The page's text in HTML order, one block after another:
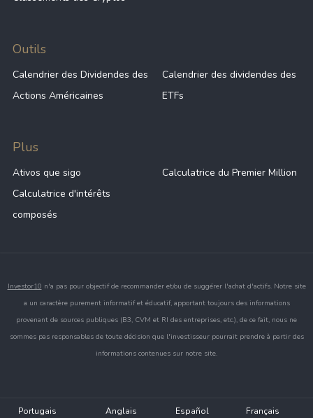
Outils
Calendrier des Dividendes des
Actions Américaines
Calendrier des dividendes des
ETFs
Plus
Ativos que sigo
Calculatrice du Premier Million
Calculatrice d'intérêts
composés
Investor10 n'a pas pour objectif de recommander et/ou de suggérer l'achat d'actifs. Notre site
a un caractère purement informatif et éducatif, apportant toujours des informations
provenant de sources publiques (B3, CVM et RI des entreprises, etc.), de ce fait, nous ne
sommes pas responsables de toute décision que l'investisseur pourrait prendre à partir des
informations contenues sur notre site.
Portugais Anglais Español Français